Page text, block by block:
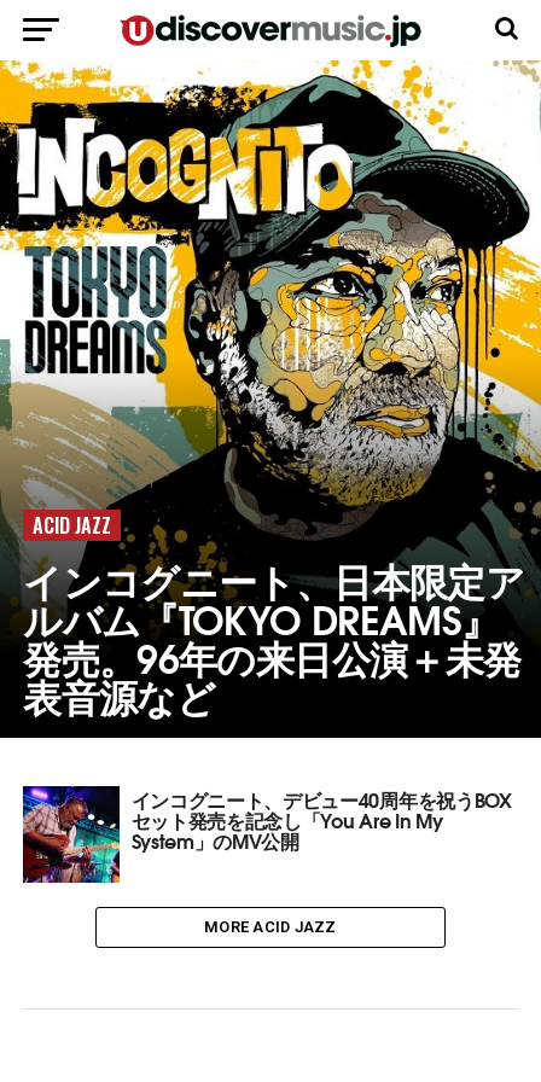
ACID JAZZ
インコグニート、日本限定ア
ルバム『TOKYO DREAMS』
発売。96年の来日公演＋未発
表音源など
インコグニート、デビュー40周年を祝うBOX
セット発売を記念し「You Are In My
System」のMV公開
MORE ACID JAZZ